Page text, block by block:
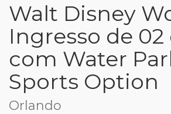
Walt Disney
Ingresso de 02
com Water
Sports Option
Orlando